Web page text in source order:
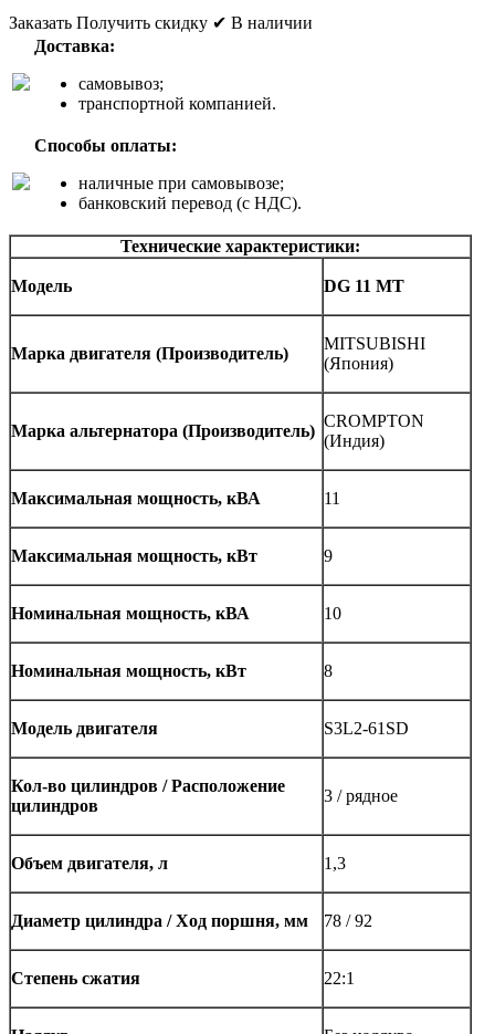
Заказать Получить скидку ✔ В наличии
Доставка:
самовывоз;
транспортной компанией.
Способы оплаты:
наличные при самовывозе;
банковский перевод (с НДС).
Технические характеристики:
Модель DG 11 MT
Марка двигателя (Производитель)
MITSUBISHI
(Япония)
Марка альтернатора (Производитель)
CROMPTON
(Индия)
Максимальная мощность, кВА 11
Максимальная мощность, кВт 9
Номинальная мощность, кВА 10
Номинальная мощность, кВт 8
Модель двигателя S3L2-61SD
Кол-во цилиндров / Расположение
цилиндров
3 / рядное
Объем двигателя, л 1,3
Диаметр цилиндра / Ход поршня, мм 78 / 92
Степень сжатия 22:1